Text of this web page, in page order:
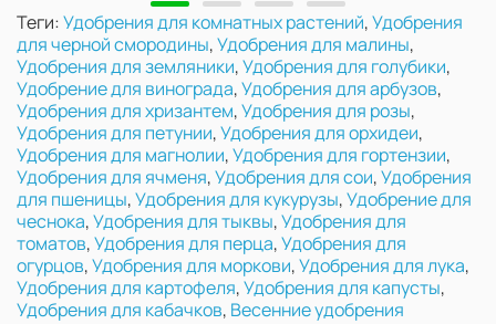
Теги:Удобрения для комнатных растений,Удобрения
для черной смородины,Удобрения для малины,
Удобрения для земляники,Удобрения для голубики,
Удобрение для винограда,Удобрения для арбузов,
Удобрения для хризантем,Удобрения для розы,
Удобрения для петунии,Удобрения для орхидеи,
Удобрения для магнолии,Удобрения для гортензии,
Удобрения для ячменя,Удобрения для сои,Удобрения
для пшеницы,Удобрения для кукурузы,Удобрение для
чеснока,Удобрения для тыквы,Удобрения для
томатов,Удобрения для перца,Удобрения для
огурцов,Удобрения для моркови,Удобрения для лука,
Удобрения для картофеля,Удобрения для капусты,
Удобрения для кабачков, Весенние удобрения